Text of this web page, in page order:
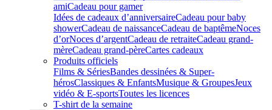
amiCadeau pour gamer
Idées de cadeaux d’anniversaireCadeau pour baby
showerCadeau de naissanceCadeau de baptêmeNoces
d’orNoces d’argentCadeau de retraiteCadeau grand-
mèreCadeau grand-pèreCartes cadeaux
Produits officiels
Films & SériesBandes dessinées & Super-
hérosClassiques & EnfantsMusique & GroupesJeux
vidéo & E-sportsToutes les licences
T-shirt de la semaine